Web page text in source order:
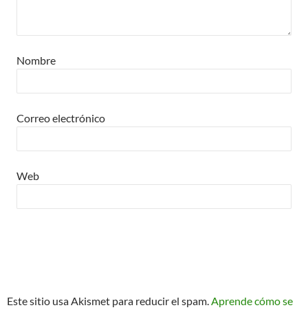
Nombre
Correo electrónico
Web
Este sitio usa Akismet para reducir el spam.Aprende cómo se